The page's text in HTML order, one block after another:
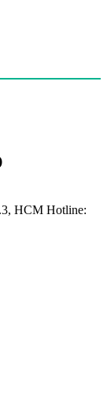
HCM Hotline: